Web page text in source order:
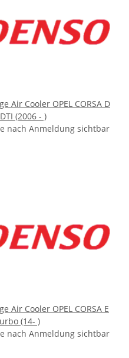
Air Cooler OPEL CORSA D
(2006 - )
nach Anmeldung sichtbar
Air Cooler OPEL CORSA E
(14- )
nach Anmeldung sichtbar